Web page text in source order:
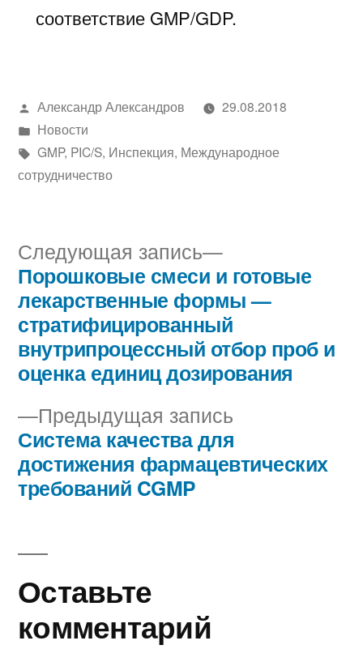
соответствие GMP/GDP.
Написано
автором
Александр Александров
29.08.2018
Написано
в
Новости
Метки:
GMP, PIC/S, Инспекция, Международное
сотрудничество
Навигация
по
записям
Предыдущая запись
запись:
Система качества для
достижения фармацевтических
требований CGMP
Следующая запись
Следующая
запись:
Порошковые смеси и готовые
лекарственные формы —
стратифицированный
внутрипроцессный отбор проб и
оценка единиц дозирования
Оставьте
комментарий